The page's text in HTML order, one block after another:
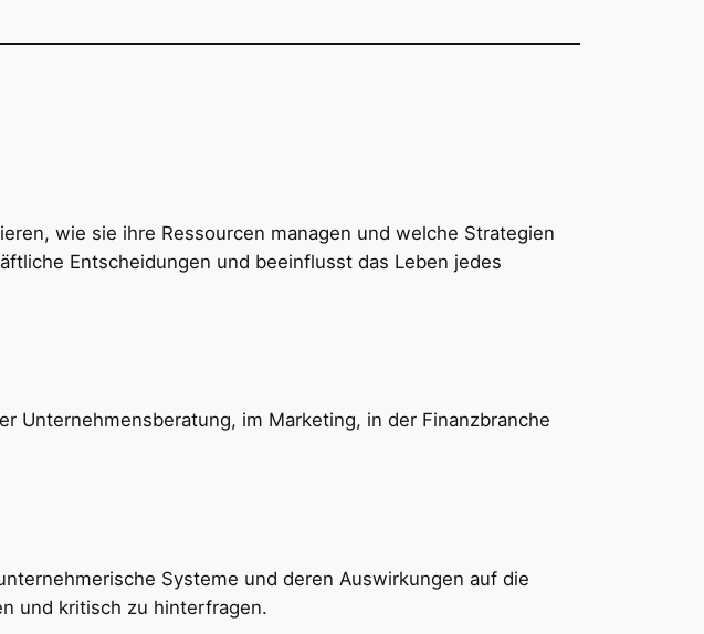
wie sie ihre Ressourcen managen und welche Strategien
Entscheidungen und beeinflusst das Leben jedes
Unternehmensberatung, im Marketing, in der Finanzbranche
Systeme und deren Auswirkungen auf die
und kritisch zu hinterfragen.